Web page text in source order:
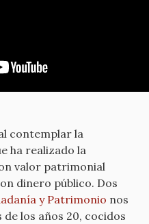
contemplar la
ha realizado la
valor patrimonial
dinero público. Dos
y Patrimonio nos
los años 20, cocidos